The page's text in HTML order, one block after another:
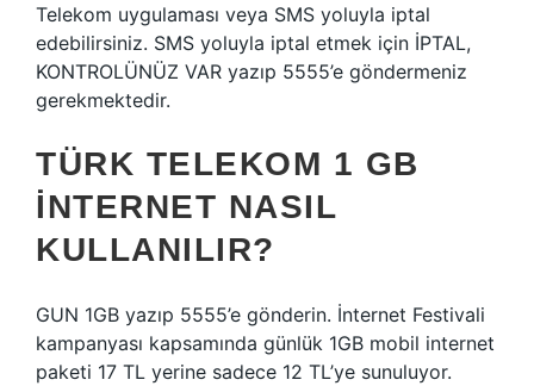
Telekom uygulaması veya SMS yoluyla iptal
edebilirsiniz. SMS yoluyla iptal etmek için İPTAL,
KONTROLÜNÜZ VAR yazıp 5555’e göndermeniz
gerekmektedir.
TÜRK TELEKOM 1 GB
INTERNET NASIL
KULLANILIR?
GUN 1GB yazıp 5555’e gönderin. İnternet Festivali
kampanyası kapsamında günlük 1GB mobil internet
paketi 17 TL yerine sadece 12 TL’ye sunuluyor.